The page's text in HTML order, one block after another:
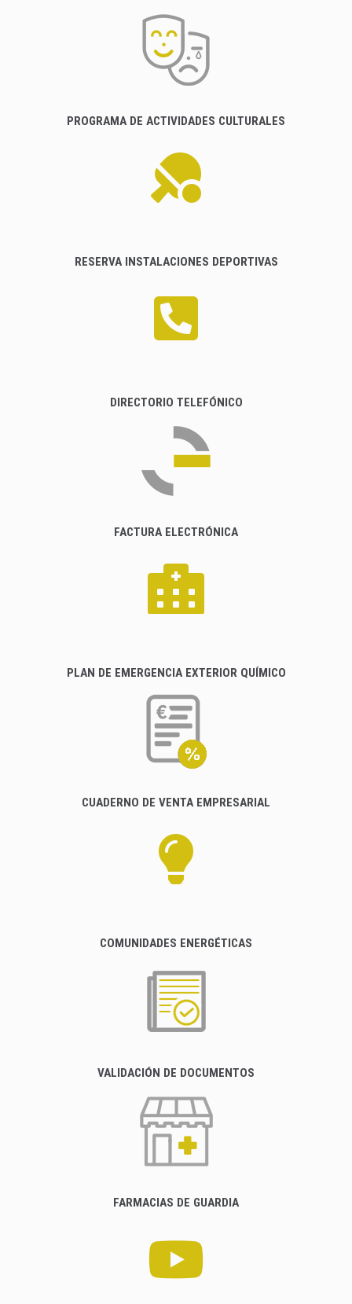
PROGRAMA DE ACTIVIDADES CULTURALES
RESERVA INSTALACIONES DEPORTIVAS
DIRECTORIO TELEFÓNICO
FACTURA ELECTRÓNICA
PLAN DE EMERGENCIA EXTERIOR QUÍMICO
CUADERNO DE VENTA EMPRESARIAL
COMUNIDADES ENERGÉTICAS
VALIDACIÓN DE DOCUMENTOS
FARMACIAS DE GUARDIA